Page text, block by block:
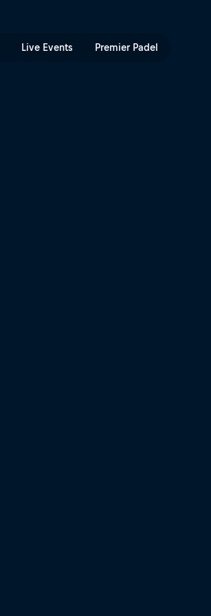
Live Events Premier Padel